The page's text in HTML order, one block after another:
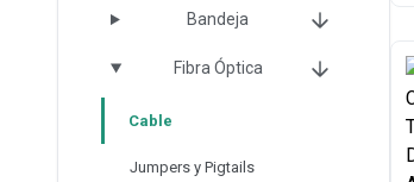
Bandeja
Fibra Óptica
Cable
Jumpers y Pigtails